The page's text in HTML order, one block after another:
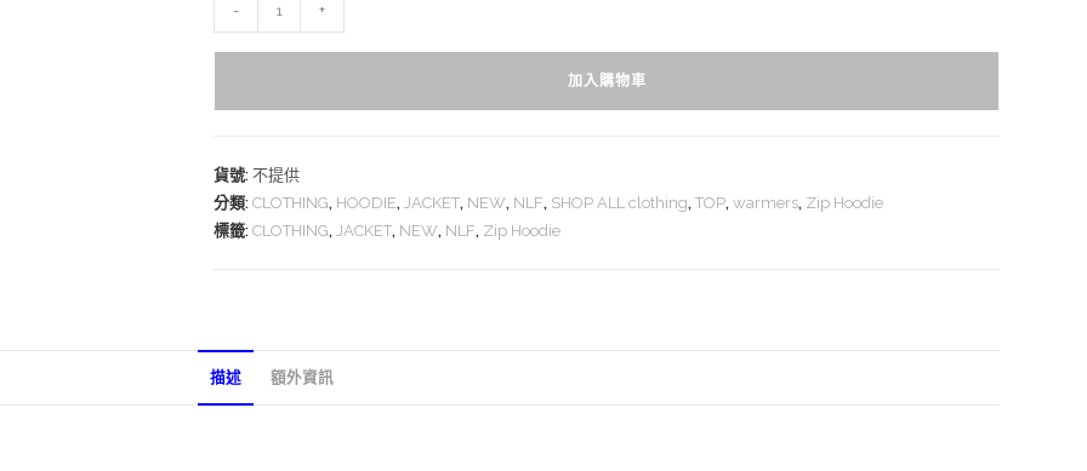
- +
加入購物車
貨號: 不提供
分類: CLOTHING, HOODIE, JACKET, NEW, NLF, SHOP ALL clothing, TOP, warmers, Zip Hoodie
標籤: CLOTHING, JACKET, NEW, NLF, Zip Hoodie
描述 額外資訊